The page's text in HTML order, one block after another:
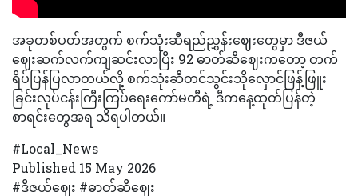
အခုတစ်ပတ်အတွက် စက်သုံးဆီရည်ညွှန်းဈေးတွေမှာ ဒီဇယ်
ဈေးဆက်လက်ကျဆင်းလာပြီး 92 ဓာတ်ဆီဈေးကတော့ တက်
ရိပ်ပြန်ပြလာတယ်လို့ စက်သုံးဆီတင်သွင်းသိုလှောင်ဖြန့်ဖြူး
ခြင်းလုပ်ငန်းကြီးကြပ်ရေးကော်မတီရဲ့ ဒီကနေ့ထုတ်ပြန်တဲ့
စာရင်းတွေအရ သိရပါတယ်။
#Local_News
Published 15 May 2026
#ဒီဇယ်ဈေး #ဓာတ်ဆီဈေး